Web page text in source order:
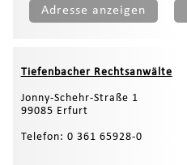
Adresse anzeigen
Tiefenbacher Rechtsanwälte
Jonny-Schehr-Straße 1
99085 Erfurt
Telefon: 0 361 65928-0